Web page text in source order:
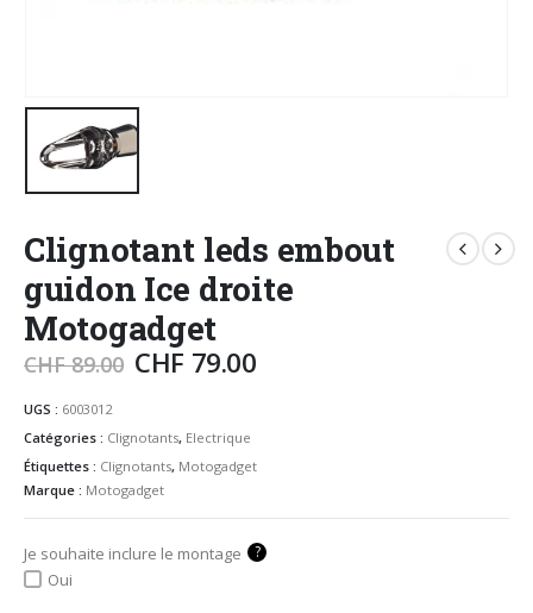
Clignotant leds embout
guidon Ice droite
Motogadget
CHF89.00 CHF 79.00
UGS : 6003012
Catégories : Clignotants, Electrique
Étiquettes : Clignotants, Motogadget
Marque : Motogadget
Je souhaite inclure le montage ?
Oui